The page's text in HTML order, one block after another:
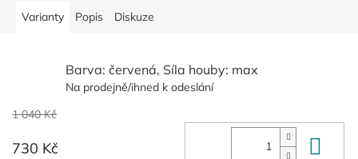
Varianty Popis Diskuze
Barva: červená, Síla houby: max
Na prodejně/ihned k odeslání
1 040 Kč
730 Kč